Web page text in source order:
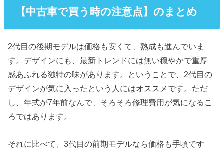
【中古車で買う時の注意点】のまとめ
2代目の後期モデルは価格も安くて、熟成も進んでいま
す。デザインにも、最新トレンドには無い穏やかで重厚
感あふれる独特の味があります。ということで、2代目の
デザインが気に入ったという人にはオススメです。ただ
し、年式が7年前なんで、そろそろ修理費用が気になるこ
ろではあります。
それに比べて、3代目の前期モデルなら価格も手頃です